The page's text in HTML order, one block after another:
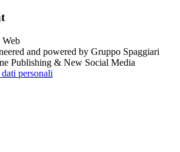
and powered by Gruppo Spaggiari
Publishing & New Social Media
personali